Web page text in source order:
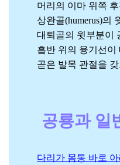
머리의 이마 위쪽
상완골(humerus)의
대퇴골의 윗부분이
흡반 위의 융기선
곧은 발목 관절을
공룡과 일
다리가 몸통 바로